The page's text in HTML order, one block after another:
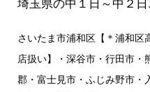
埼玉県の中１日～中２
さいたま市浦和区【＊浦和
店扱い】・深谷市・行田市・
郡・富士見市・ふじみ野市・